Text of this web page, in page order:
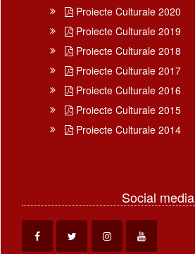
Proiecte Culturale 2020
Proiecte Culturale 2019
Proiecte Culturale 2018
Proiecte Culturale 2017
Proiecte Culturale 2016
Proiecte Culturale 2015
Proiecte Culturale 2014
Social media